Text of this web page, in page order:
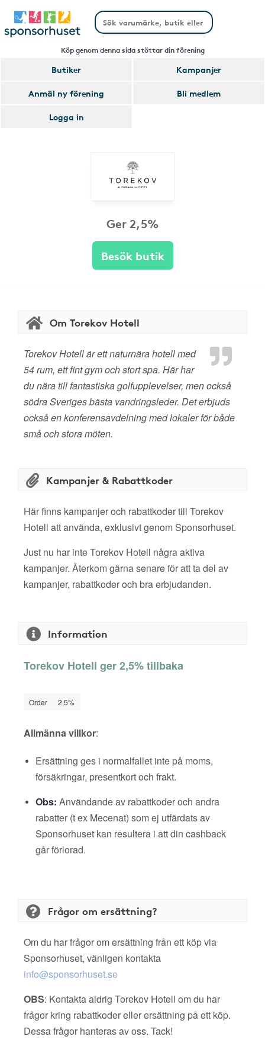
Köp genom denna sida stöttar din förening
Butiker
Kampanjer
Anmäl ny förening
Bli medlem
Logga in
Ger 2,5%
Besök butik
Om Torekov Hotell
Torekov Hotell är ett naturnära hotell med
54 rum, ett fint gym och stort spa. Här har
du nära till fantastiska golfupplevelser, men också
södra Sveriges bästa vandringsleder. Det erbjuds
också en konferensavdelning med lokaler för både
små och stora möten.
Kampanjer & Rabattkoder
Här finns kampanjer och rabattkoder till Torekov
Hotell att använda, exklusivt genom Sponsorhuset.
Just nu har inte Torekov Hotell några aktiva
kampanjer. Återkom gärna senare för att ta del av
kampanjer, rabattkoder och bra erbjudanden.
Information
Torekov Hotell ger 2,5% tillbaka
Order 2,5%
Allmänna villkor:
Ersättning ges i normalfallet inte på moms,
försäkringar, presentkort och frakt.
Obs: Användande av rabattkoder och andra
rabatter (t ex Mecenat) som ej utfärdats av
Sponsorhuset kan resultera i att din cashback
går förlorad.
Frågor om ersättning?
Om du har frågor om ersättning från ett köp via
Sponsorhuset, vänligen kontakta
info@sponsorhuset.se
OBS: Kontakta aldrig Torekov Hotell om du har
frågor kring rabattkoder eller ersättning på ett köp.
Dessa frågor hanteras av oss. Tack!